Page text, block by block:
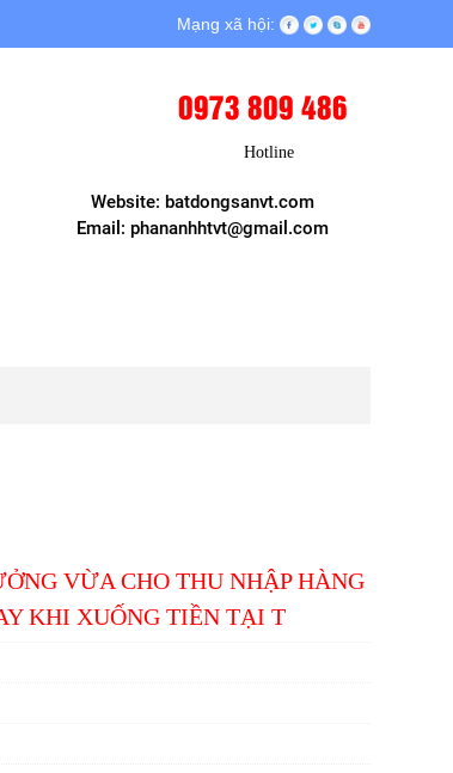
Mạng xã hội:
0973 809 486
Hotline
Website: batdongsanvt.com
Email: phananhhtvt@gmail.com
VỪA CHO THU NHẬP HÀNG
KHI XUỐNG TIỀN TẠI T